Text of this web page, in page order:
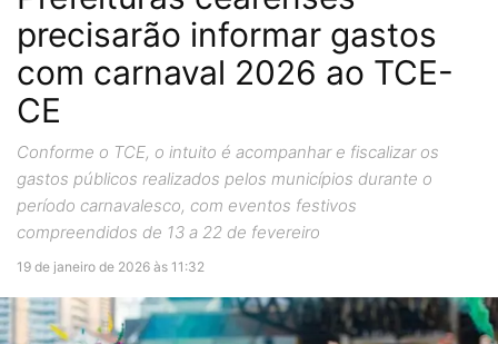
precisarão informar gastos
com carnaval 2026 ao TCE-
CE
Conforme o TCE, o intuito é acompanhar e fiscalizar os
gastos públicos realizados pelos municípios durante o
período carnavalesco, com eventos festivos
compreendidos de 13 a 22 de fevereiro
19 de janeiro de 2026 às 11:32